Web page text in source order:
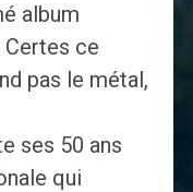
album
Certes ce
pas le métal,
ses 50 ans
qui